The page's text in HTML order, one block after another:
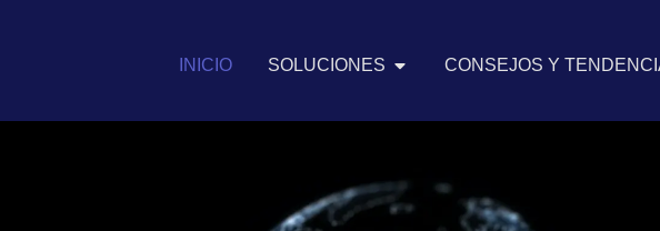
INICIO SOLUCIONES CONSEJOS Y